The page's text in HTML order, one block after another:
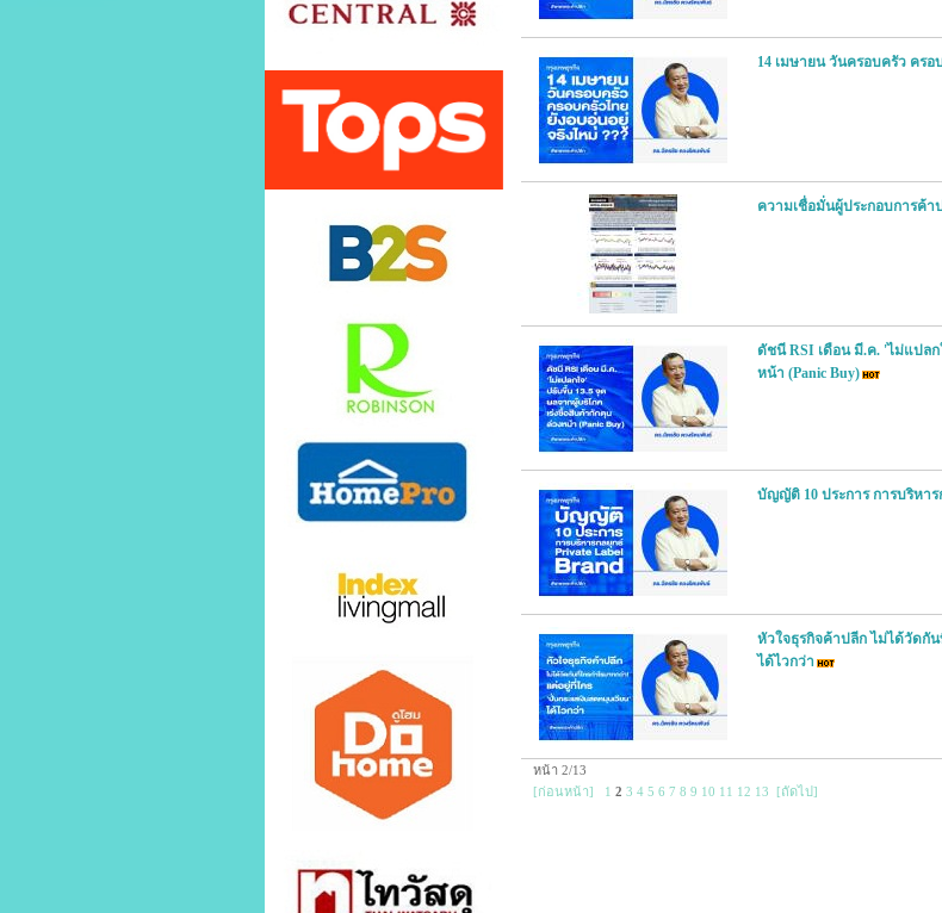
14 เมษายน วันครอบครัว ครอ
ความเชื่อมั่นผู้ประกอบการค้า
ดัชนี RSI เดือน มี.ค. 'ไม่แปล
หน้า (Panic Buy)
บัญญัติ 10 ประการ การบริหาร
หัวใจธุรกิจค้าปลีก ไม่ได้วัดกัน
ได้ไวกว่า
หน้า 2/13
[ก่อนหน้า]
1 2 3 4 5 6 7 8 9 10 11 12 13 [ถัดไป]